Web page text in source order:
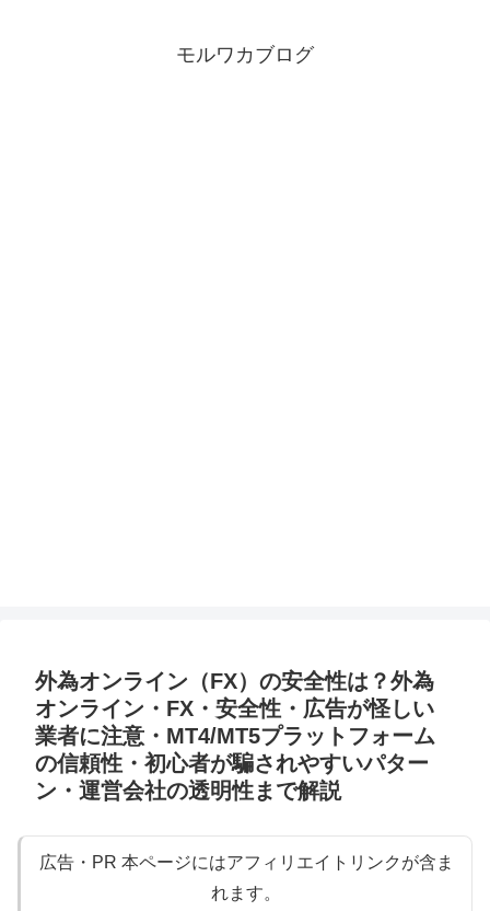
モルワカブログ
外為オンライン（FX）の安全性は？外為
オンライン・FX・安全性・広告が怪しい
業者に注意・MT4/MT5プラットフォーム
の信頼性・初心者が騙されやすいパター
ン・運営会社の透明性まで解説
広告・PR 本ページにはアフィリエイトリンクが含ま
れます。